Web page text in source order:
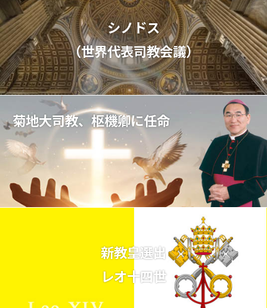
シノドス
（世界代表司教会議）
菊地大司教、枢機卿に任命
新教皇選出
レオ十四世